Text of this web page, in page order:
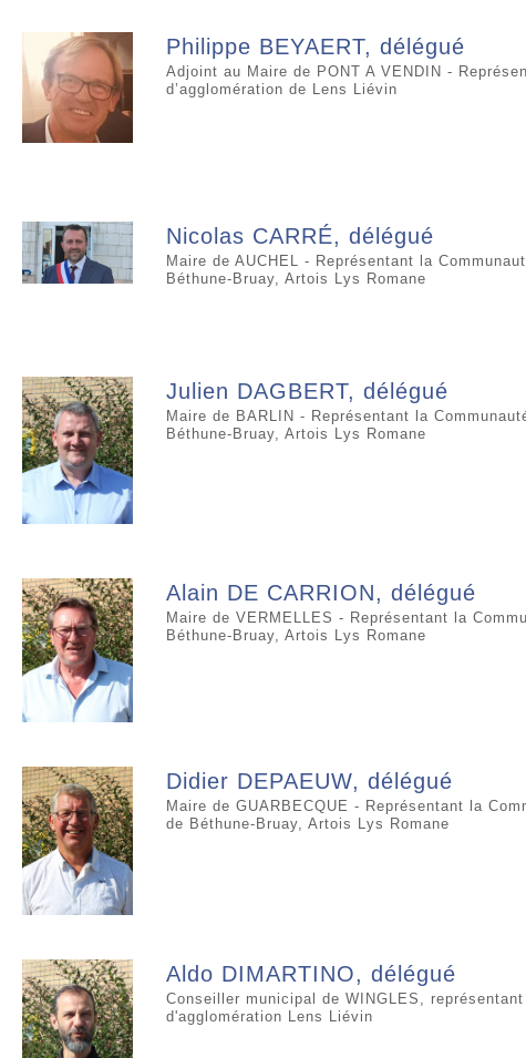
Philippe BEYAERT, délégué
Adjoint au Maire de PONT A VENDIN -
d’agglomération de Lens Liévin
Nicolas CARRÉ, délégué
Maire de AUCHEL - Représentant la
Béthune-Bruay, Artois Lys Romane
Julien DAGBERT, délégué
Maire de BARLIN - Représentant la
Béthune-Bruay, Artois Lys Romane
Alain DE CARRION, délégué
Maire de VERMELLES - Représentant la
Béthune-Bruay, Artois Lys Romane
Didier DEPAEUW, délégué
Maire de GUARBECQUE - Représentant la
de Béthune-Bruay, Artois Lys Romane
Aldo DIMARTINO, délégué
Conseiller municipal de WINGLES,
d'agglomération Lens Liévin